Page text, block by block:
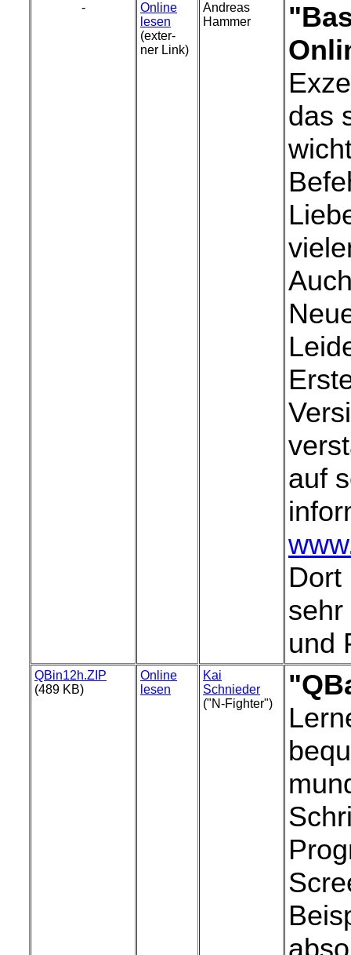
-
Online
lesen
(exter-
ner Link)
Andreas
Hammer
das
auf
Dort
sehr
und
QBin12h.ZIP
(489 KB)
Online
lesen
Kai
Schnieder
("N-Fighter")